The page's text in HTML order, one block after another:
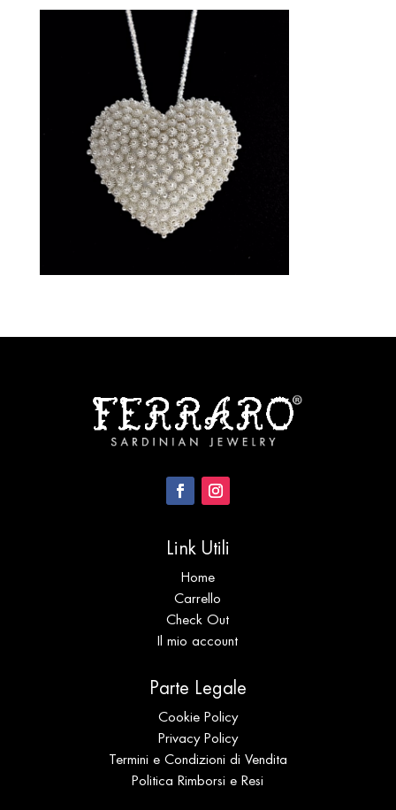
Link Utili
Home
Carrello
Check Out
Il mio account
Parte Legale
Cookie Policy
Privacy Policy
Termini e Condizioni di Vendita
Politica Rimborsi e Resi